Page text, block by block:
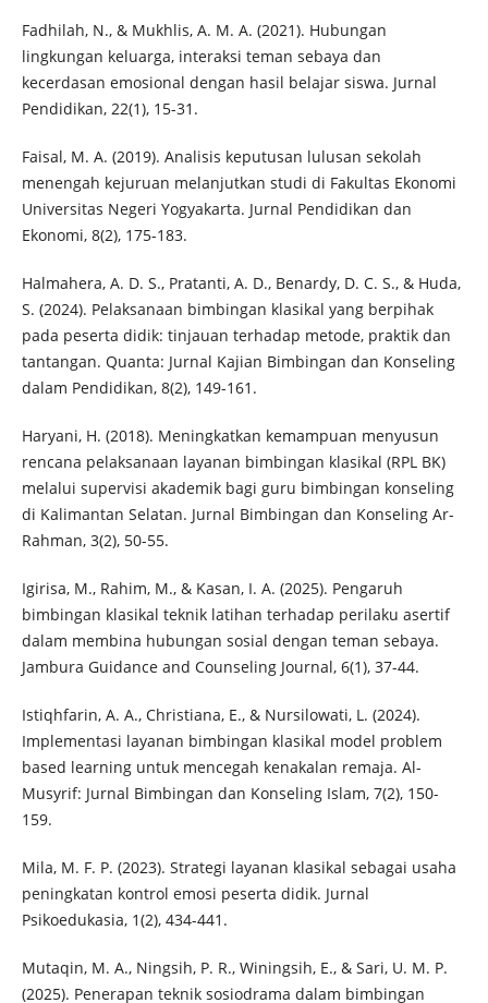
Fadhilah, N., & Mukhlis, A. M. A. (2021). Hubungan
lingkungan keluarga, interaksi teman sebaya dan
kecerdasan emosional dengan hasil belajar siswa. Jurnal
Pendidikan, 22(1), 15-31.
Faisal, M. A. (2019). Analisis keputusan lulusan sekolah
menengah kejuruan melanjutkan studi di Fakultas Ekonomi
Universitas Negeri Yogyakarta. Jurnal Pendidikan dan
Ekonomi, 8(2), 175-183.
Halmahera, A. D. S., Pratanti, A. D., Benardy, D. C. S., & Huda,
S. (2024). Pelaksanaan bimbingan klasikal yang berpihak
pada peserta didik: tinjauan terhadap metode, praktik dan
tantangan. Quanta: Jurnal Kajian Bimbingan dan Konseling
dalam Pendidikan, 8(2), 149-161.
Haryani, H. (2018). Meningkatkan kemampuan menyusun
rencana pelaksanaan layanan bimbingan klasikal (RPL BK)
melalui supervisi akademik bagi guru bimbingan konseling
di Kalimantan Selatan. Jurnal Bimbingan dan Konseling Ar-
Rahman, 3(2), 50-55.
Igirisa, M., Rahim, M., & Kasan, I. A. (2025). Pengaruh
bimbingan klasikal teknik latihan terhadap perilaku asertif
dalam membina hubungan sosial dengan teman sebaya.
Jambura Guidance and Counseling Journal, 6(1), 37-44.
Istiqhfarin, A. A., Christiana, E., & Nursilowati, L. (2024).
Implementasi layanan bimbingan klasikal model problem
based learning untuk mencegah kenakalan remaja. Al-
Musyrif: Jurnal Bimbingan dan Konseling Islam, 7(2), 150-
159.
Mila, M. F. P. (2023). Strategi layanan klasikal sebagai usaha
peningkatan kontrol emosi peserta didik. Jurnal
Psikoedukasia, 1(2), 434-441.
Mutaqin, M. A., Ningsih, P. R., Winingsih, E., & Sari, U. M. P.
(2025). Penerapan teknik sosiodrama dalam bimbingan